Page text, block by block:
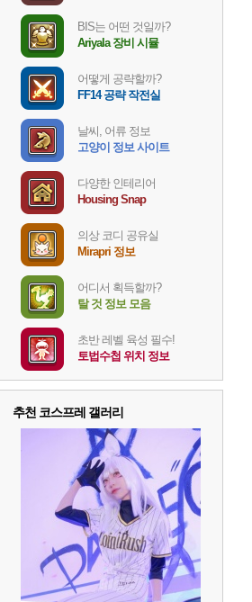
BIS는 어떤 것일까?
Ariyala 장비 시뮬
어떻게 공략할까?
FF14 공략 작전실
날씨, 어류 정보
고양이 정보 사이트
다양한 인테리어
Housing Snap
의상 코디 공유실
Mirapri 정보
어디서 획득할까?
탈 것 정보 모음
초반 레벨 육성 필수!
토법수첩 위치 정보
추천 코스프레 갤러리